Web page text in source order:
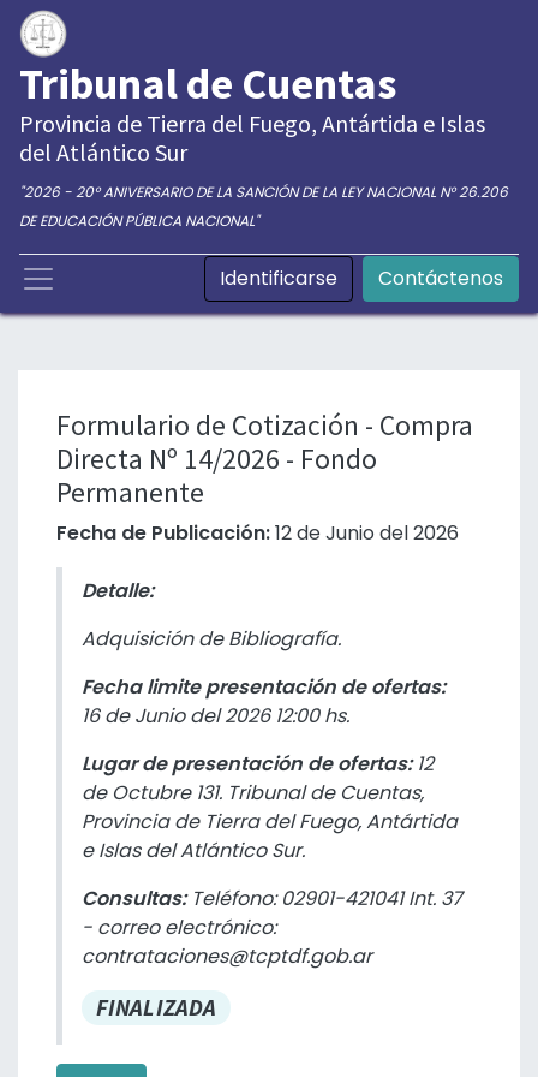
Tribunal de Cuentas
Provincia de Tierra del Fuego, Antártida e Islas
del Atlántico Sur
"2026 - 20° ANIVERSARIO DE LA SANCIÓN DE LA LEY NACIONAL N° 26.206
DE EDUCACIÓN PÚBLICA NACIONAL"
Identificarse Contáctenos
Formulario de Cotización - Compra
Directa Nº 14/2026 - Fondo
Permanente
Fecha de Publicación:12 de Junio del 2026
Detalle:
Adquisición de Bibliografía.
Fecha limite presentación de ofertas:
16 de Junio del 2026 12:00 hs.
Lugar de presentación de ofertas:12
de Octubre 131. Tribunal de Cuentas,
Provincia de Tierra del Fuego, Antártida
e Islas del Atlántico Sur.
Consultas: Teléfono: 02901-421041 Int. 37
- correo electrónico:
contrataciones@tcptdf.gob.ar
FINALIZADA